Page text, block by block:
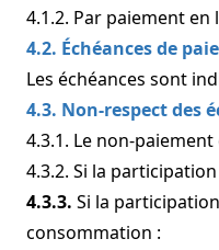
4.1.2. Par paiement
4.2. Échéances de
Les échéances sont
4.3. Non-respect des
4.3.1. Le non-
4.3.2. Si la
4.3.3. Si la
consommation :